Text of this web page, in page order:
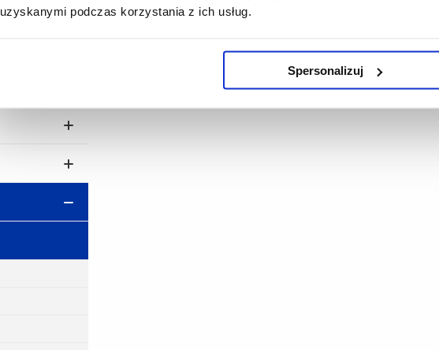
uzyskanymi podczas korzystania z ich usług.
Spersonalizuj